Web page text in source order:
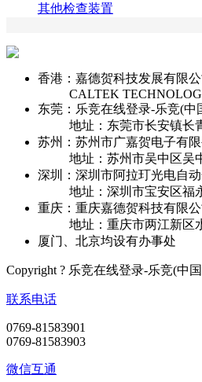
其他检查装置
香港：嘉德贺科技发展有限公
CALTEK
东莞：乐竞在线登录-乐竞(中
地址：东莞市长安镇长
苏州：苏州市广嘉贺电子有限
地址：苏州市吴中区吴
深圳：深圳市阿拉玎光电自
地址：深圳市宝安区福
重庆：重庆嘉德贺科技有限公
地址：重庆市两江新区
厦门、北京均设有办事处
Copyright ? 乐竞在线登录-乐竞(中
联系电话
0769-81583901
0769-81583903
微信互通